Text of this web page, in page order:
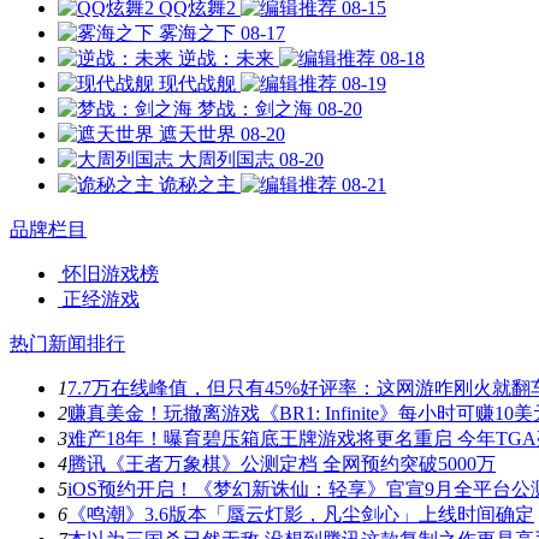
QQ炫舞2
08-15
雾海之下 08-17
逆战：未来
08-18
现代战舰
08-19
梦战：剑之海 08-20
遮天世界 08-20
大周列国志 08-20
诡秘之主
08-21
品牌栏目
怀旧游戏榜
正经游戏
热门新闻排行
17.7万在线峰值，但只有45%好评率：这网游咋刚火就翻
2赚真美金！玩撤离游戏《BR1: Infinite》每小时可赚10美
3难产18年！曝育碧压箱底王牌游戏将更名重启 今年
4腾讯《王者万象棋》公测定档 全网预约突破5000万
5iOS预约开启！《梦幻新诛仙：轻享》官宣9月全平台公
6 《鸣潮》3.6版本「蜃云灯影，凡尘剑心」上线时间确定